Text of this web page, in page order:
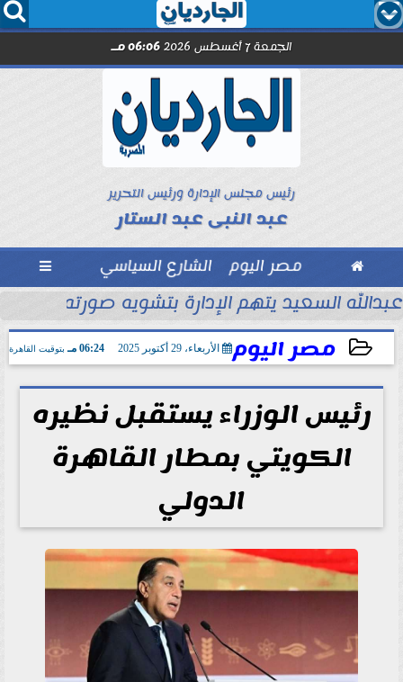
  
الجمعة 7 أغسطس 2026 06:06 مـ
رئيس مجلس الإدارة ورئيس التحرير
عبد النبى عبد الستار
 مصر اليوم الشارع السياسي 
مترو الأنفاق..
عبدالله السعيد يتهم الإدارة بتشويه صورته أمام
مصر اليوم الأربعاء، 29 أكتوبر 2025 06:24 مـ بتوقيت القاهرة
2025-10-29 18:24:37
رئيس الوزراء يستقبل نظيره
الكويتي بمطار القاهرة
الدولي